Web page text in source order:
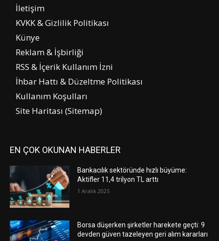
İletişim
KVKK & Gizlilik Politikası
Künye
Reklam & İşbirliği
RSS & İçerik Kullanım İzni
İhbar Hattı & Düzeltme Politikası
Kullanım Koşulları
Site Haritası (Sitemap)
EN ÇOK OKUNAN HABERLER
Bankacılık sektöründe hızlı büyüme:
Aktifler 11,4 trilyon TL arttı
1 Aralık 2025
Borsa düşerken şirketler harekete geçti: 9
devden güven tazeleyen geri alım kararları